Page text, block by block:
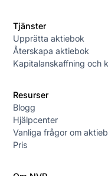
Tjänster
Upprätta aktiebok
Återskapa aktiebok
Kapitalanskaffning och
Resurser
Blogg
Hjälpcenter
Vanliga frågor om
Pris